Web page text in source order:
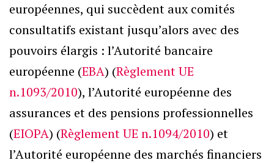
européennes, qui succèdent aux comités
consultatifs existant jusqu’alors avec des
pouvoirs élargis : l’Autorité bancaire
européenne (EBA) (Règlement UE
n.1093/2010), l’Autorité européenne des
assurances et des pensions professionnelles
(EIOPA) (Règlement UE n.1094/2010) et
l’Autorité européenne des marchés financiers